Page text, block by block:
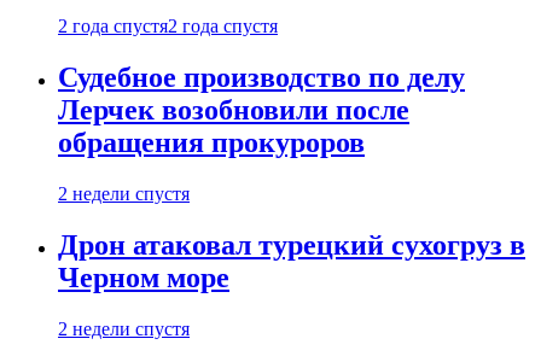
2 года спустя2 года спустя
Судебное производство по делу
Лерчек возобновили после
обращения прокуроров
2 недели спустя
Дрон атаковал турецкий сухогруз в
Черном море
2 недели спустя